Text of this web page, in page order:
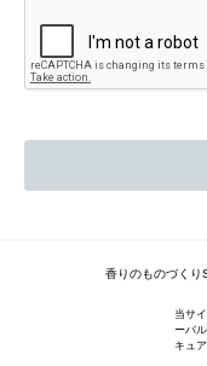
香りのものづくり
当サ
ーバ
キュ